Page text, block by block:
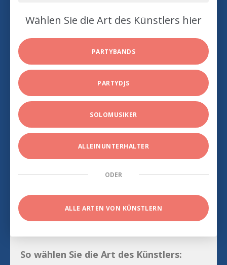
Wählen Sie die Art des Künstlers hier
PARTYBANDS
PARTYDJS
SOLOMUSIKER
ALLEINUNTERHALTER
ODER
ALLE ARTEN VON KÜNSTLERN
So wählen Sie die Art des Künstlers: